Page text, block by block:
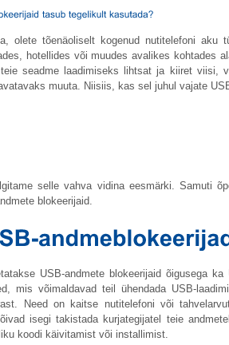
olete tõenäoliselt kogenud nutitelefoni aku
hotellides või muudes avalikes kohtades
seadme laadimiseks lihtsat ja kiiret viisi,
muuta. Niisiis, kas sel juhul vajate
selle vahva vidina eesmärki. Samuti
blokeerijaid.
USB-andmete blokeerijaid õigusega ka
mis võimaldavad teil ühendada USB-
Need on kaitse nutitelefoni või
isegi takistada kurjategijatel teie
koodi käivitamist või installimist.